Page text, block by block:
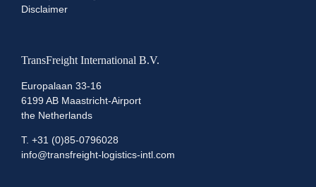
Disclaimer
TransFreight International B.V.
Europalaan 33-16
6199 AB Maastricht-Airport
the Netherlands
T. +31 (0)85-0796028
info@transfreight-logistics-intl.com